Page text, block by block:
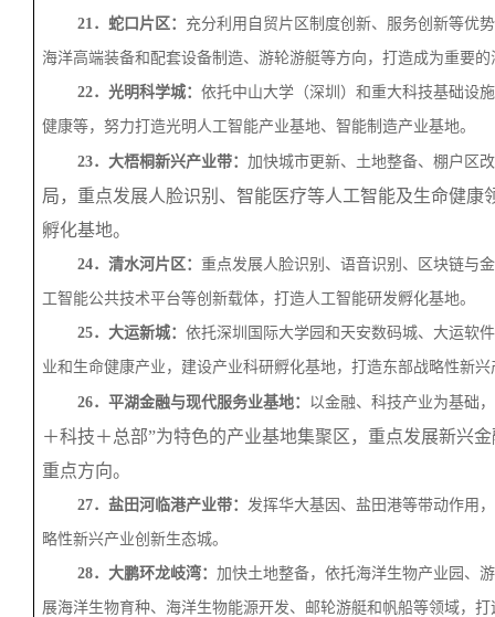
21．蛇口片区： 充分利用自贸片区制度创新、服务创新等优
海洋高端装备和配套设备制造、游轮游艇等方向，打造成为重要
22．光明科学城： 依托中山大学（深圳）和重大科技基础设
健康等，努力打造光明人工智能产业基地、智能制造产业基地。
23．大梧桐新兴产业带： 加快城市更新、土地整备、棚户区
局，重点发展人脸识别、智能医疗等人工智能及生命健康
孵化基地。
24．清水河片区： 重点发展人脸识别、语音识别、区块链与
工智能公共技术平台等创新载体，打造人工智能研发孵化基地。
25．大运新城： 依托深圳国际大学园和天安数码城、大运软
业和生命健康产业，建设产业科研孵化基地，打造东部战略性新
26．平湖金融与现代服务业基地： 以金融、科技产业为基础
＋科技＋总部”为特色的产业基地集聚区，重点发展新兴
重点方向。
27．盐田河临港产业带： 发挥华大基因、盐田港等带动作用
略性新兴产业创新生态城。
28．大鹏环龙岐湾： 加快土地整备，依托海洋生物产业园、
展海洋生物育种、海洋生物能源开发、邮轮游艇和帆船等领域，